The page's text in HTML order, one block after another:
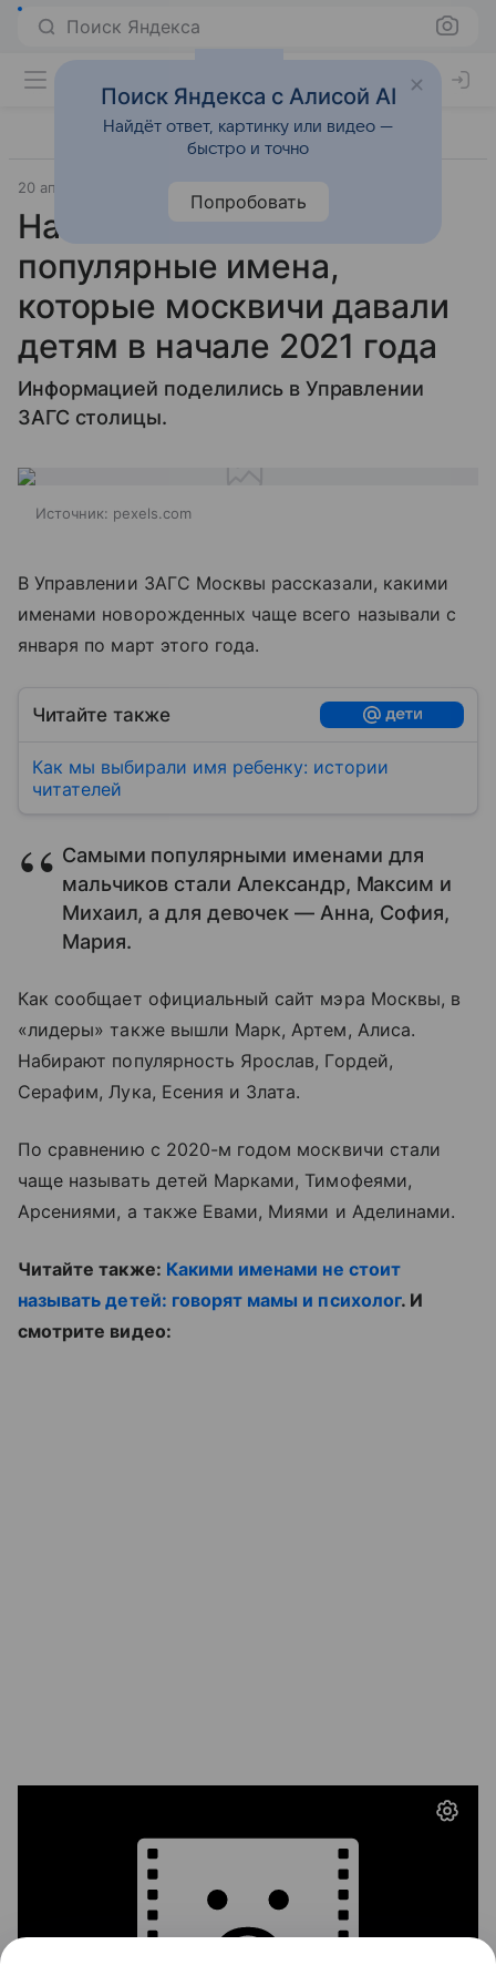
Поиск Яндекса
20 апреля 2021
Названы самые
популярные имена,
которые москвичи давали
детям в начале 2021 года
Информацией поделились в Управлении
ЗАГС столицы.
Источник: pexels.com
В Управлении ЗАГС Москвы рассказали, какими
именами новорожденных чаще всего называли с
января по март этого года.
Читайте также
Как мы выбирали имя ребенку: истории
читателей
Самыми популярными именами для
мальчиков стали Александр, Максим и
Михаил, а для девочек — Анна, София,
Мария.
Как сообщает официальный сайт мэра Москвы, в
«лидеры» также вышли Марк, Артем, Алиса.
Набирают популярность Ярослав, Гордей,
Серафим, Лука, Есения и Злата.
По сравнению с 2020-м годом москвичи стали
чаще называть детей Марками, Тимофеями,
Арсениями, а также Евами, Миями и Аделинами.
Читайте также: Какими именами не стоит
называть детей: говорят мамы и психолог. И
смотрите видео:
Поиск Яндекса с Алисой AI
Найдёт ответ, картинку или видео —
быстро и точно
Попробовать